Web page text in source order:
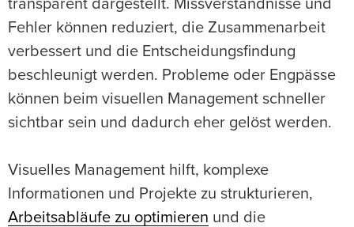
transparent dargestellt. Missverständnisse und
Fehler können reduziert, die Zusammenarbeit
verbessert und die Entscheidungsfindung
beschleunigt werden. Probleme oder Engpässe
können beim visuellen Management schneller
sichtbar sein und dadurch eher gelöst werden.
Visuelles Management hilft, komplexe
Informationen und Projekte zu strukturieren,
Arbeitsabläufe zu optimieren und die